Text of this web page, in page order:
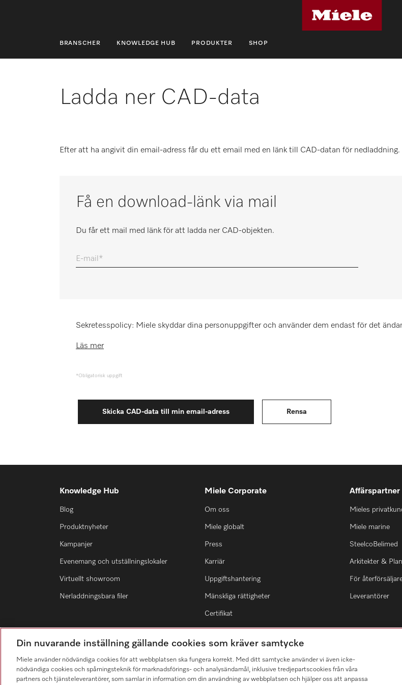
BRANSCHER KNOWLEDGE HUB PRODUKTER SHOP
BRANSCHER
SERVICE & SUPPORT
Miele MOVE
Ladda ner CAD-data
Efter att ha angivit din email-adress får du ett email med en länk till CAD-datan för nedladdning.
Få en download-länk via mail
Du får ett mail med länk för att ladda ner CAD-objekten.
E-mail
Sekretesspolicy: Miele skyddar dina personuppgifter och använder dem endast för det
Läs mer
*Obligatorisk uppgift
Knowledge Hub
Blog
Produktnyheter
Kampanjer
Evenemang och utställningslokaler
Virtuellt showroom
Nerladdningsbara filer
Miele Corporate
Om oss
Miele globalt
Press
Karriär
Uppgiftshantering
Mänskliga rättigheter
Certifikat
Affärspartner
Mieles
Miele marine
SteelcoBelimed
Arkitekter &
För
Leverantörer
Hitta återförsäljare
Din nuvarande inställning gällande cookies som kräver samtycke
Miele använder nödvändiga cookies för att webbplatsen ska fungera korrekt. Med ditt samtycke använder vi även icke-
nödvändiga cookies och spårningsteknik för marknadsförings- och analysändamål, inklusive tredjepartscookies från våra
partners och tjänsteleverantörer, som samlar in information om din användning av webbplatsen och hjälper oss att anpassa